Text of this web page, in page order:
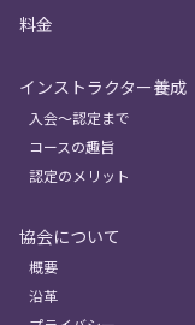
料金
インストラクター養成
入会〜認定まで
コースの趣旨
認定のメリット
協会について
概要
沿革